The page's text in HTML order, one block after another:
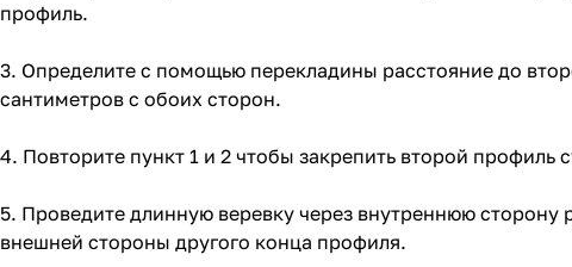
профиль.
3. Определите с помощью перекладины расстояние до
сантиметров с обоих сторон.
4. Повторите пункт 1 и 2 чтобы закрепить второй профиль
5. Проведите длинную веревку через внутреннюю
внешней стороны другого конца профиля.